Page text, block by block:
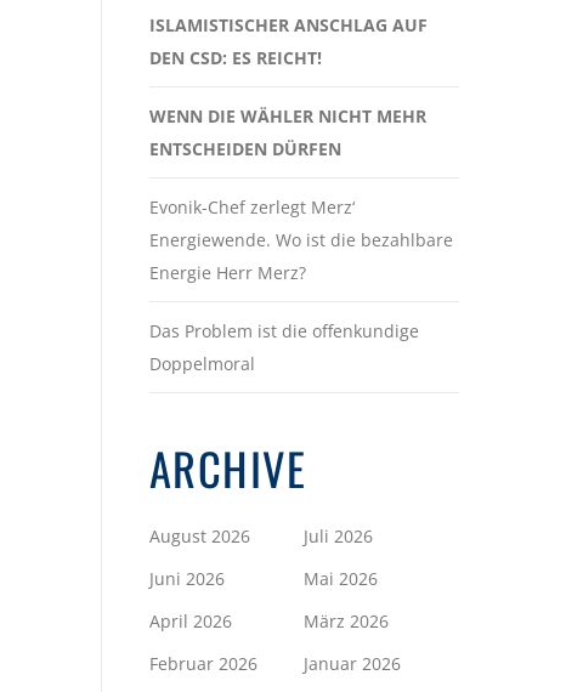
ISLAMISTISCHER ANSCHLAG AUF
DEN CSD: ES REICHT!
WENN DIE WÄHLER NICHT MEHR
ENTSCHEIDEN DÜRFEN
Evonik-Chef zerlegt Merz‘
Energiewende. Wo ist die bezahlbare
Energie Herr Merz?
Das Problem ist die offenkundige
Doppelmoral
ARCHIVE
August 2026
Juli 2026
Juni 2026
Mai 2026
April 2026
März 2026
Februar 2026
Januar 2026